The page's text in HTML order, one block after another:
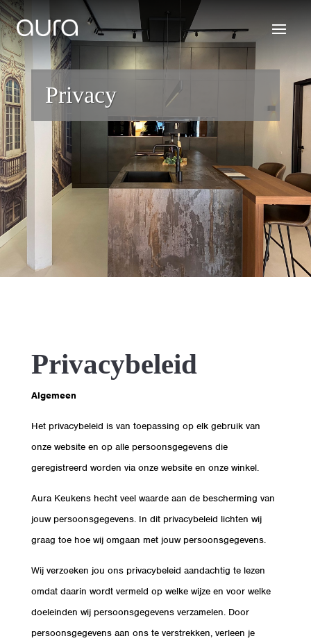
Privacy
Privacybeleid
Algemeen
Het privacybeleid is van toepassing op elk gebruik van
onze website en op alle persoonsgegevens die
geregistreerd worden via onze website en onze winkel.
Aura Keukens hecht veel waarde aan de bescherming van
jouw persoonsgegevens. In dit privacybeleid lichten wij
graag toe hoe wij omgaan met jouw persoonsgegevens.
Wij verzoeken jou ons privacybeleid aandachtig te lezen
omdat daarin wordt vermeld op welke wijze en voor welke
doeleinden wij persoonsgegevens verzamelen. Door
persoonsgegevens aan ons te verstrekken, verleen je